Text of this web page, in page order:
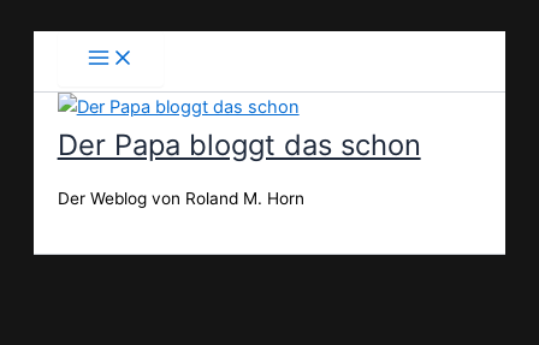
Der Papa bloggt das schon
Der Weblog von Roland M. Horn